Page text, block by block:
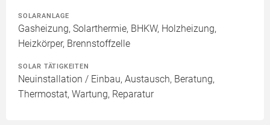
SOLARANLAGE
Gasheizung, Solarthermie, BHKW, Holzheizung,
Heizkörper, Brennstoffzelle
SOLAR TÄTIGKEITEN
Neuinstallation / Einbau, Austausch, Beratung,
Thermostat, Wartung, Reparatur